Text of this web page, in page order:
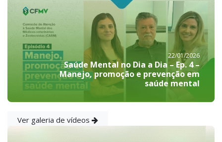
22/01/2026
Saúde Mental no Dia a Dia – Ep. 4 –
Manejo, promoção e prevenção em
saúde mental
Ver galeria de vídeos